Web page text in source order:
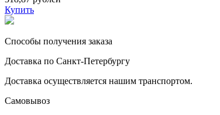
Купить
Способы получения заказа
Доставка по Санкт-Петербургу
Доставка осуществляется нашим транспортом.
Самовывоз